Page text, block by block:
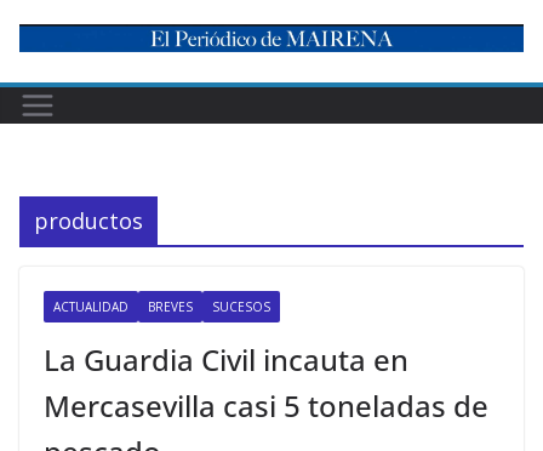
content
productos
ACTUALIDAD BREVES SUCESOS
La Guardia Civil incauta en
Mercasevilla casi 5 toneladas de